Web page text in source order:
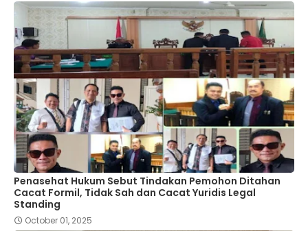
Penasehat Hukum Sebut Tindakan Pemohon Ditahan
Cacat Formil, Tidak Sah dan Cacat Yuridis Legal
Standing
October 01, 2025